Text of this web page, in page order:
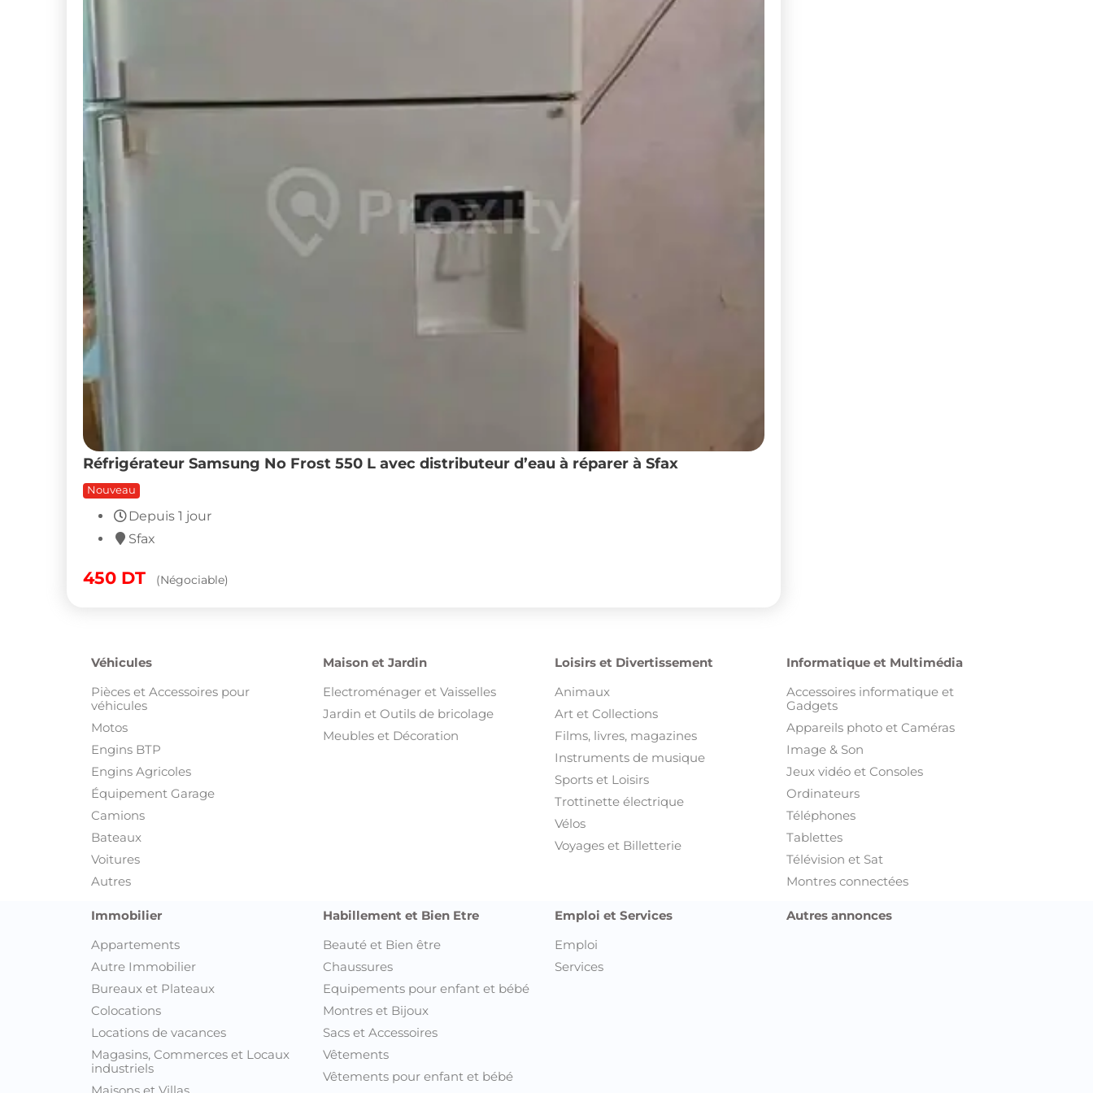
Réfrigérateur Samsung No Frost 550 L avec distributeur d’eau à réparer à Sfax
Nouveau
Depuis 1 jour
Sfax
450 DT (Négociable)
Véhicules
Pièces et Accessoires pour
véhicules
Motos
Engins BTP
Engins Agricoles
Équipement Garage
Camions
Bateaux
Voitures
Autres
Maison et Jardin
Electroménager et Vaisselles
Jardin et Outils de bricolage
Meubles et Décoration
Loisirs et Divertissement
Animaux
Art et Collections
Films, livres, magazines
Instruments de musique
Sports et Loisirs
Trottinette électrique
Vélos
Voyages et Billetterie
Informatique et Multimédia
Accessoires informatique et
Gadgets
Appareils photo et Caméras
Image & Son
Jeux vidéo et Consoles
Ordinateurs
Téléphones
Tablettes
Télévision et Sat
Montres connectées
Immobilier
Appartements
Autre Immobilier
Bureaux et Plateaux
Colocations
Locations de vacances
Magasins, Commerces et Locaux
industriels
Habillement et Bien Etre
Beauté et Bien être
Chaussures
Equipements pour enfant et bébé
Montres et Bijoux
Sacs et Accessoires
Vêtements
Vêtements pour enfant et bébé
Emploi et Services
Emploi
Services
Autres annonces